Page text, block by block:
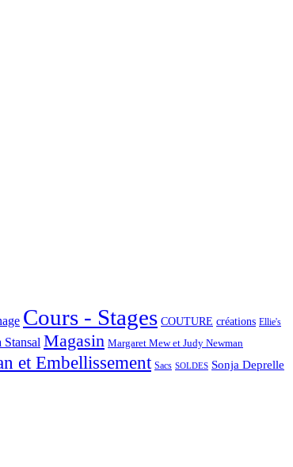
Cours - Stages COUTURE créations Ellie's
Stansal Magasin Margaret Mew et Judy Newman
et Embellissement Sacs SOLDES Sonja Deprelle